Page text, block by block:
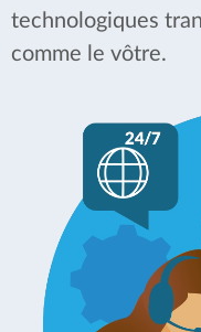
technologiques
comme le vôtre.